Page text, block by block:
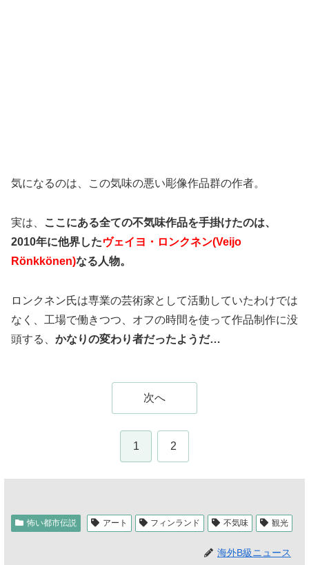
気になるのは、この気味の悪い彫像作品群の作者。
実は、
ここにある全ての不気味作品を手掛けたのは、
2010年に他界したヴェイヨ・ロンクネン(Veijo
Rönkkönen)なる人物。
ロンクネン氏は専業の芸術家として活動していたわけでは
なく、工場で働きつつ、オフの時間を使って作品制作に没
頭する、 かなりの変わり者だったようだ…
次へ
1 2
怖い都市伝説 アート フィンランド 不気味 観光
海外B級ニュース